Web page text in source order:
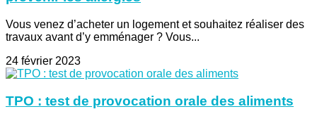
Vous venez d’acheter un logement et souhaitez réaliser des
travaux avant d’y emménager ? Vous...
24 février 2023
TPO : test de provocation orale des aliments